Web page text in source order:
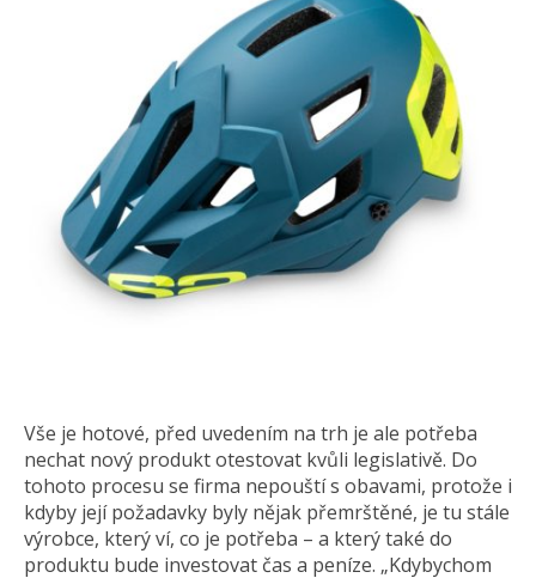
Vše je hotové, před uvedením na trh je ale potřeba
nechat nový produkt otestovat kvůli legislativě. Do
tohoto procesu se firma nepouští s obavami, protože i
kdyby její požadavky byly nějak přemrštěné, je tu stále
výrobce, který ví, co je potřeba – a který také do
produktu bude investovat čas a peníze. „Kdybychom